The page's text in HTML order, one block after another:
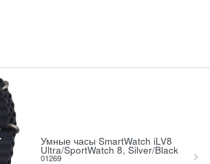
Умные часы SmartWatch iLV8
Ultra/SportWatch 8, Silver/Black
01269